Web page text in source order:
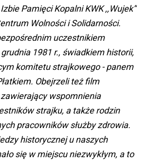
Pamięci Kopalni KWK ,,Wujek”
Wolności i Solidarności.
uczestnikiem
1981 r., świadkiem historii,
komitetu strajkowego - panem
Obejrzeli też film
wspomnienia
strajku, a także rodzin
pracowników służby zdrowia.
historycznej u naszych
się w miejscu niezwykłym, a to